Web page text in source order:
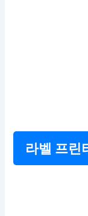
라벨 프린